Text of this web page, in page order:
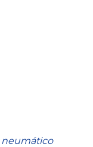
neumático